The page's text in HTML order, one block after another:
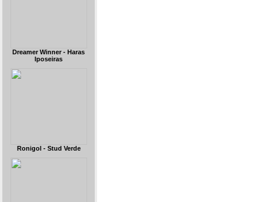
Dreamer Winner - Haras
Iposeiras
Ronigol - Stud Verde